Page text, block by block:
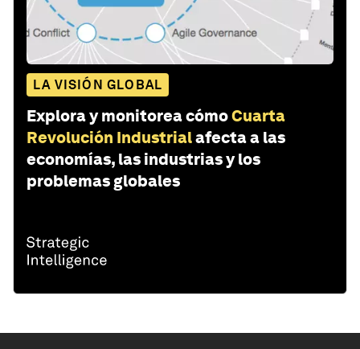
LA VISIÓN GLOBAL
Explora y monitorea cómoCuarta
Revolución Industrialafecta a las
economías, las industrias y los
problemas globales